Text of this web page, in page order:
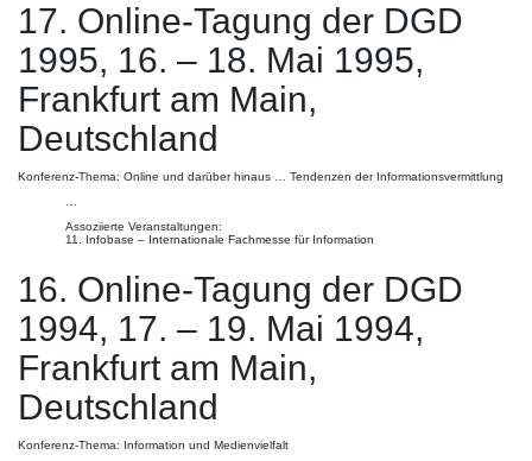
17. Online-Tagung der DGD
1995, 16. – 18. Mai 1995,
Frankfurt am Main,
Deutschland
Konferenz-Thema: Online und darüber hinaus … Tendenzen der Informationsvermittlung
Assoziierte Veranstaltungen:
11. Infobase – Internationale Fachmesse für Information
16. Online-Tagung der DGD
1994, 17. – 19. Mai 1994,
Frankfurt am Main,
Deutschland
Konferenz-Thema: Information und Medienvielfalt